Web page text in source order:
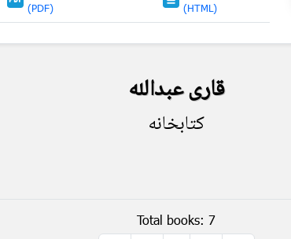
(PDF) (HTML)
قاری عبدالله
کتابخانه
Total books: 7